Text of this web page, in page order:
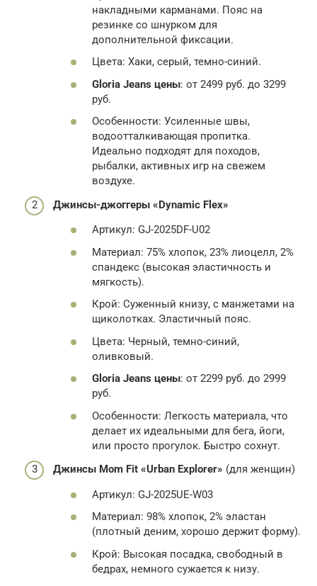
накладными карманами. Пояс на
резинке со шнурком для
дополнительной фиксации.
Цвета: Хаки, серый, темно-синий.
Gloria Jeans цены: от 2499 руб. до 3299
руб.
Особенности: Усиленные швы,
водоотталкивающая пропитка.
Идеально подходят для походов,
рыбалки, активных игр на свежем
воздухе.
Джинсы-джоггеры «Dynamic Flex»
Артикул: GJ-2025DF-U02
Материал: 75% хлопок, 23% лиоцелл, 2%
спандекс (высокая эластичность и
мягкость).
Крой: Суженный книзу, с манжетами на
щиколотках. Эластичный пояс.
Цвета: Черный, темно-синий,
оливковый.
Gloria Jeans цены: от 2299 руб. до 2999
руб.
Особенности: Легкость материала, что
делает их идеальными для бега, йоги,
или просто прогулок. Быстро сохнут.
Джинсы Mom Fit «Urban Explorer» (для женщин)
Артикул: GJ-2025UE-W03
Материал: 98% хлопок, 2% эластан
(плотный деним, хорошо держит форму).
Крой: Высокая посадка, свободный в
бедрах, немного сужается к низу.